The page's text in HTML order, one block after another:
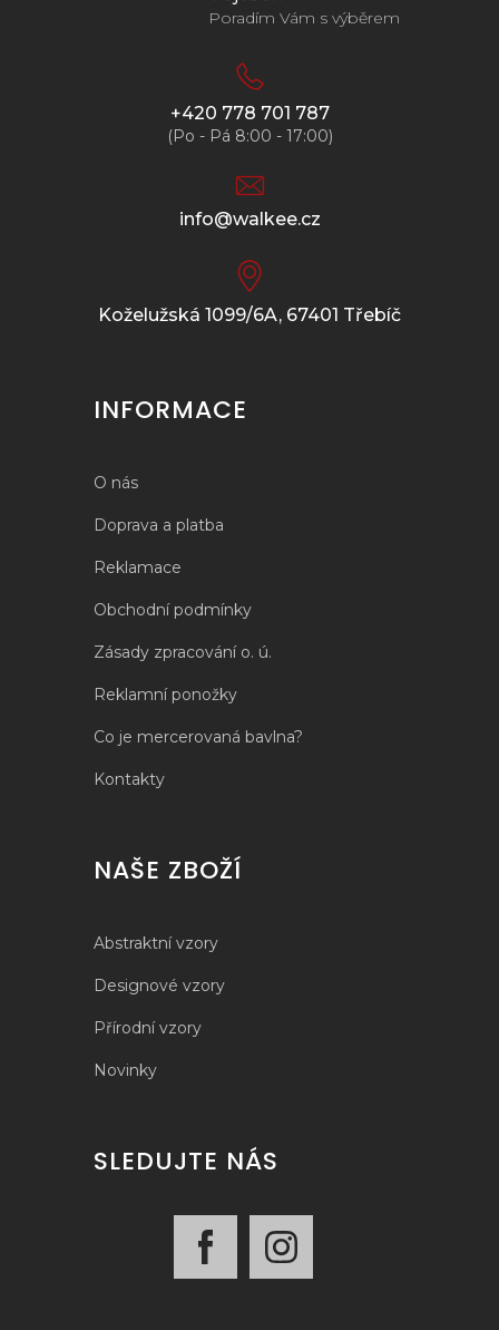
Poradím Vám s výběrem
+420 778 701 787
(Po - Pá 8:00 - 17:00)
info@walkee.cz
Koželužská 1099/6A, 67401 Třebíč
INFORMACE
O nás
Doprava a platba
Reklamace
Obchodní podmínky
Zásady zpracování o. ú.
Reklamní ponožky
Co je mercerovaná bavlna?
Kontakty
NAŠE ZBOŽÍ
Abstraktní vzory
Designové vzory
Přírodní vzory
Novinky
SLEDUJTE NÁS